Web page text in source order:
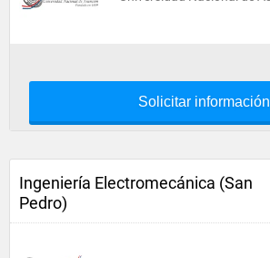
Solicitar información
Ingeniería Electromecánica (San
Pedro)